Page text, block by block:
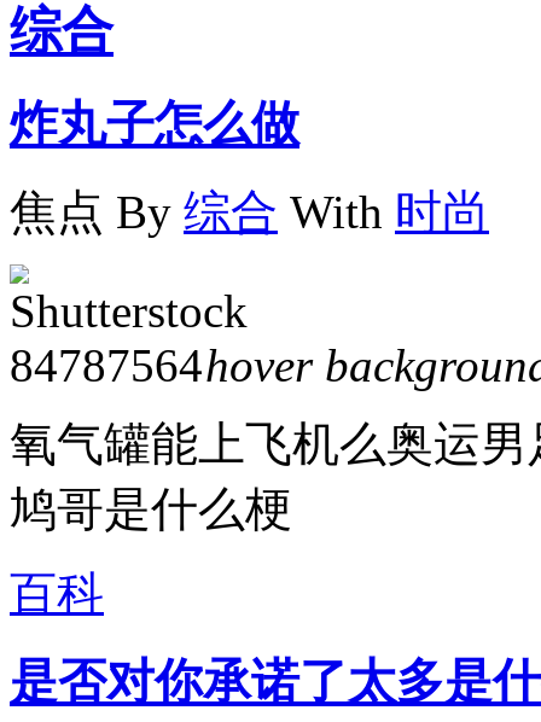
综合
炸丸子怎么做
焦点 By 综合 With 时尚
hover
氧气罐能上飞机么奥运
鸠哥是什么梗
百科
是否对你承诺了太多是